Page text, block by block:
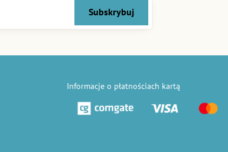
Subskrybuj
Informacje o płatnościach kartą